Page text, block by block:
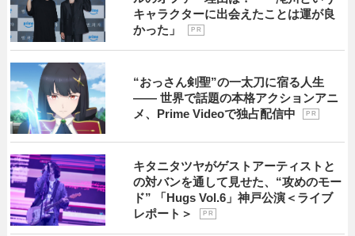
キャラクターに出会えたことは運が良
かった」
P R
“おっさん剣聖”の一太刀に宿る人生
―― 世界で話題の本格アクションアニ
メ、Prime Videoで独占配信中
P R
キタニタツヤがゲストアーティストと
の対バンを通して見せた、“攻めのモー
ド” 「Hugs Vol.6」神戸公演＜ライブ
レポート＞
P R